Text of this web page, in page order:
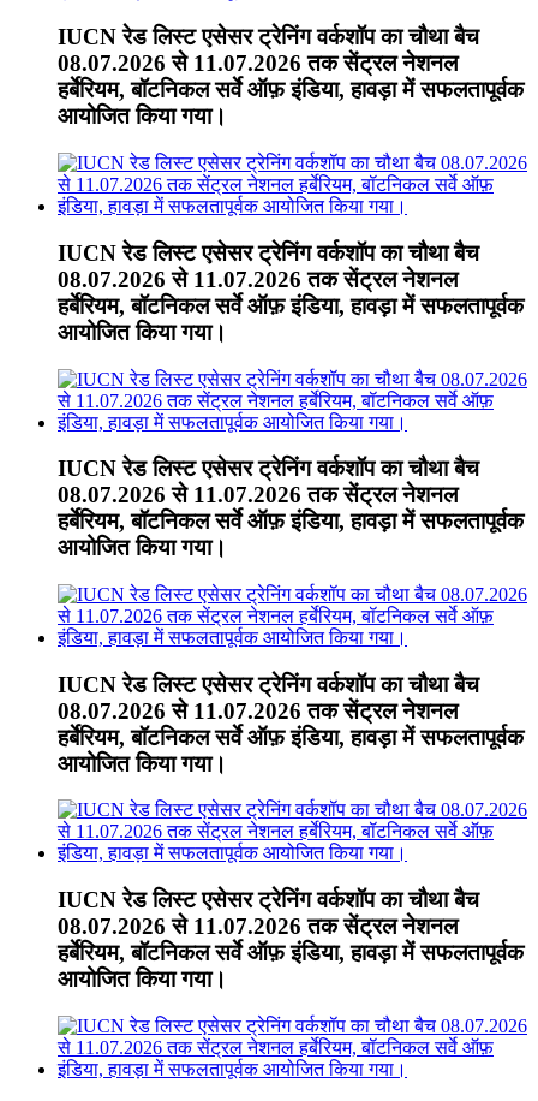
IUCN रेड लिस्ट एसेसर ट्रेनिंग वर्कशॉप का चौथा बैच
08.07.2026 से 11.07.2026 तक सेंट्रल नेशनल
हर्बेरियम, बॉटनिकल सर्वे ऑफ़ इंडिया, हावड़ा में सफलतापूर्वक
आयोजित किया गया।
IUCN रेड लिस्ट एसेसर ट्रेनिंग वर्कशॉप का चौथा बैच
08.07.2026 से 11.07.2026 तक सेंट्रल नेशनल
हर्बेरियम, बॉटनिकल सर्वे ऑफ़ इंडिया, हावड़ा में सफलतापूर्वक
आयोजित किया गया।
IUCN रेड लिस्ट एसेसर ट्रेनिंग वर्कशॉप का चौथा बैच
08.07.2026 से 11.07.2026 तक सेंट्रल नेशनल
हर्बेरियम, बॉटनिकल सर्वे ऑफ़ इंडिया, हावड़ा में सफलतापूर्वक
आयोजित किया गया।
IUCN रेड लिस्ट एसेसर ट्रेनिंग वर्कशॉप का चौथा बैच
08.07.2026 से 11.07.2026 तक सेंट्रल नेशनल
हर्बेरियम, बॉटनिकल सर्वे ऑफ़ इंडिया, हावड़ा में सफलतापूर्वक
आयोजित किया गया।
IUCN रेड लिस्ट एसेसर ट्रेनिंग वर्कशॉप का चौथा बैच
08.07.2026 से 11.07.2026 तक सेंट्रल नेशनल
हर्बेरियम, बॉटनिकल सर्वे ऑफ़ इंडिया, हावड़ा में सफलतापूर्वक
आयोजित किया गया।